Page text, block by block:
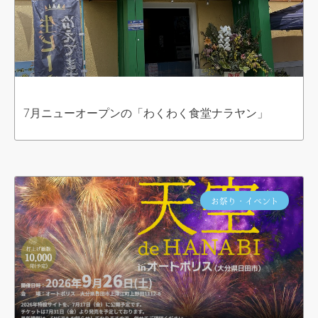
7月ニューオープンの「わくわく食堂ナラヤン」
お祭り・イベント